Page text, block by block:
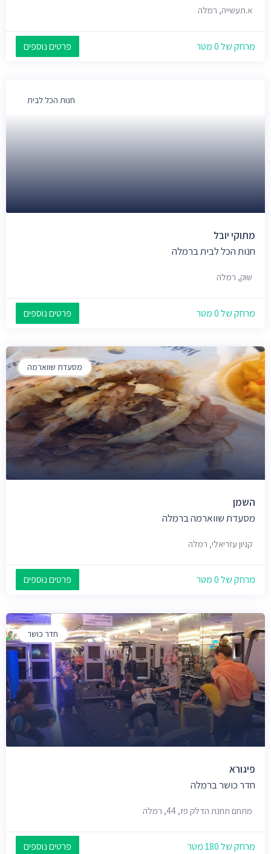
א.תעשייה, רמלה
מרחק של 0 מטר פרטים נוספים
חנות הכל לבית
מתוקי יובל
חנות הכל לבית ברמלה
שוק, רמלה
מרחק של 0 מטר פרטים נוספים
מסעדת שווארמה
השמן
מסעדת שווארמה ברמלה
קניון עזריאלי, רמלה
מרחק של 0 מטר פרטים נוספים
חדר כושר
פיגורא
חדר כושר ברמלה
מתחם תחנת הדלק פז, 44, רמלה
מרחק של 180 מטר פרטים נוספים